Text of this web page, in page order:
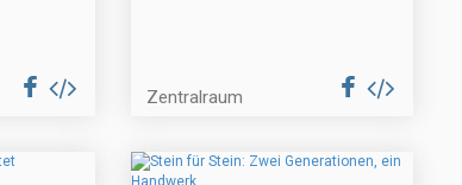
Zentralraum